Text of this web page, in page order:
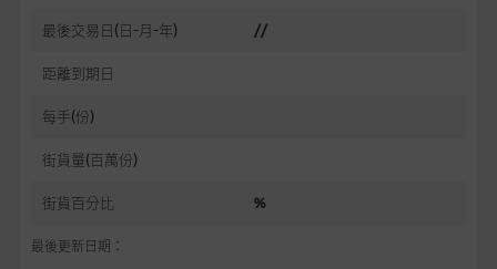
最後交易日(日-月-年) //
距離到期日
每手(份)
街貨量(百萬份)
街貨百分比 %
最後更新日期：